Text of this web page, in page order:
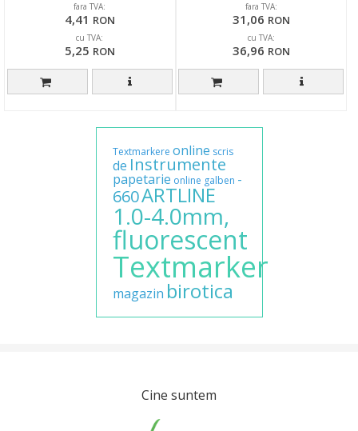
fara TVA:
4,41 RON
cu TVA:
5,25 RON
fara TVA:
31,06 RON
cu TVA:
36,96 RON
Textmarkere online scris
de Instrumente
papetarie online galben -
660ARTLINE
1.0-4.0mm,
fluorescent
Textmarker
magazin birotica
Cine suntem